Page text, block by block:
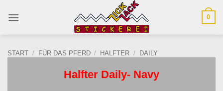
Inhalt
0
START / FÜR DAS PFERD / HALFTER / DAILY
Halfter Daily- Navy